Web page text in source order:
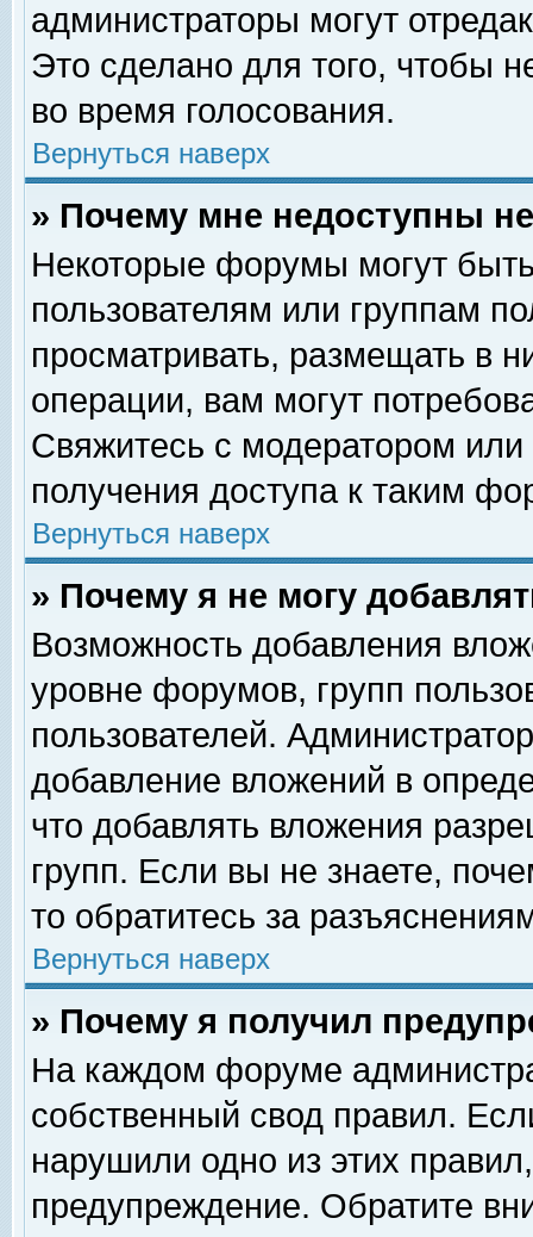
администраторы могут
Это сделано для того, чтобы
во время голосования.
Вернуться наверх
» Почему мне недоступны
Некоторые форумы могут
пользователям или группам
просматривать, размещать в
операции, вам могут
Свяжитесь с модератором
получения доступа к таким
Вернуться наверх
» Почему я не могу
Возможность добавления
уровне форумов, групп
пользователей.
добавление вложений в
что добавлять вложения
групп. Если вы не знаете,
то обратитесь за
Вернуться наверх
» Почему я получил
На каждом форуме
собственный свод правил.
нарушили одно из этих
предупреждение. Обратите